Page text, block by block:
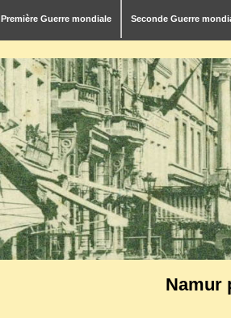
Première Guerre mondiale Seconde Guerre
Namur